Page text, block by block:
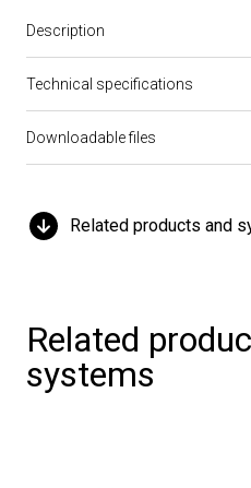
Description
Technical specifications
Downloadable files
Related products and
Related
systems